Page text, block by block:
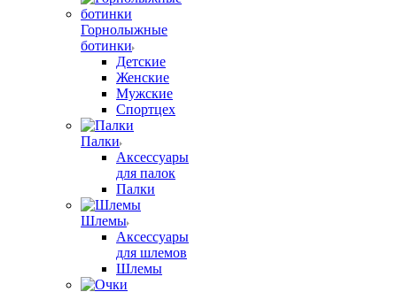
Горнолыжные
ботинки
Детские
Женские
Мужские
Спортцех
Палки
Аксессуары
для палок
Палки
Шлемы
Аксессуары
для шлемов
Шлемы